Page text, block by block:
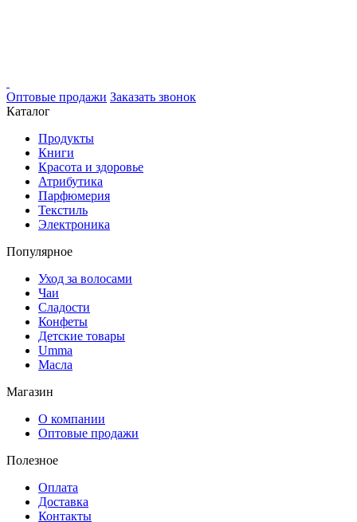
Оптовые продажи Заказать звонок
Каталог
Продукты
Книги
Красота и здоровье
Атрибутика
Парфюмерия
Текстиль
Электроника
Популярное
Уход за волосами
Чаи
Сладости
Конфеты
Детские товары
Umma
Масла
Магазин
О компании
Оптовые продажи
Полезное
Оплата
Доставка
Контакты